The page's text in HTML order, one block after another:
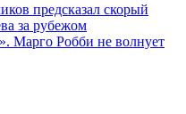
предсказал скорый
за рубежом
Марго Робби не волнует